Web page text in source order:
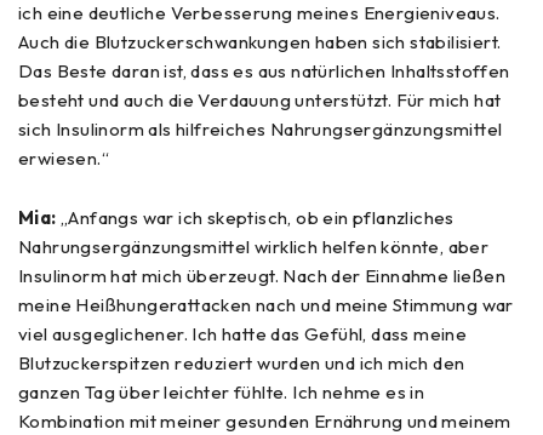
ich eine deutliche Verbesserung meines Energieniveaus.
Auch die Blutzuckerschwankungen haben sich stabilisiert.
Das Beste daran ist, dass es aus natürlichen Inhaltsstoffen
besteht und auch die Verdauung unterstützt. Für mich hat
sich Insulinorm als hilfreiches Nahrungsergänzungsmittel
erwiesen.“
Mia: „Anfangs war ich skeptisch, ob ein pflanzliches
Nahrungsergänzungsmittel wirklich helfen könnte, aber
Insulinorm hat mich überzeugt. Nach der Einnahme ließen
meine Heißhungerattacken nach und meine Stimmung war
viel ausgeglichener. Ich hatte das Gefühl, dass meine
Blutzuckerspitzen reduziert wurden und ich mich den
ganzen Tag über leichter fühlte. Ich nehme es in
Kombination mit meiner gesunden Ernährung und meinem